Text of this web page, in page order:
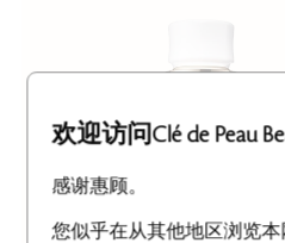
欢迎访问Clé de Peau
感谢惠顾。
您似乎在从其他地区浏览